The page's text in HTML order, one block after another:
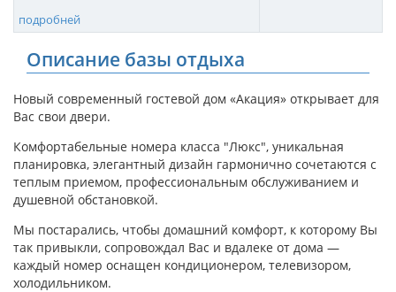
подробней
Описание базы отдыха
Новый современный гостевой дом «Акация» открывает для
Вас свои двери.
Комфортабельные номера класса "Люкс", уникальная
планировка, элегантный дизайн гармонично сочетаются с
теплым приемом, профессиональным обслуживанием и
душевной обстановкой.
Мы постарались, чтобы домашний комфорт, к которому Вы
так привыкли, сопровождал Вас и вдалеке от дома —
каждый номер оснащен кондиционером, телевизором,
холодильником.